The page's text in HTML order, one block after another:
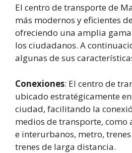
El centro de transporte de
más modernos y eficientes
ofreciendo una amplia
los ciudadanos. A
algunas de sus
Conexiones: El centro de
ubicado estratégicamente
ciudad, facilitando la
medios de transporte, como
e interurbanos, metro,
trenes de larga distancia.